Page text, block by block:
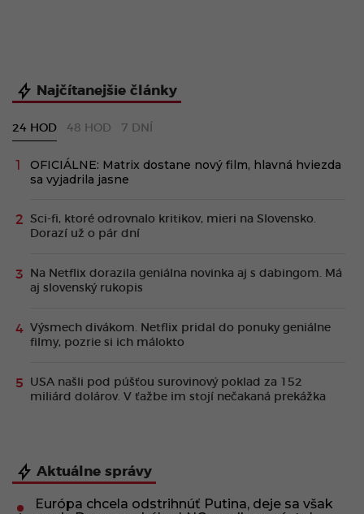
Najčítanejšie články
24 HOD 48 HOD 7 DNÍ
OFICIÁLNE: Matrix dostane nový film, hlavná hviezda
sa vyjadrila jasne
Sci-fi, ktoré odrovnalo kritikov, mieri na Slovensko.
Dorazí už o pár dní
Na Netflix dorazila geniálna novinka aj s dabingom. Má
aj slovenský rukopis
Výsmech divákom. Netflix pridal do ponuky geniálne
filmy, pozrie si ich málokto
USA našli pod púšťou surovinový poklad za 152
miliárd dolárov. V ťažbe im stojí nečakaná prekážka
Aktuálne správy
Európa chcela odstrihnúť Putina, deje sa však